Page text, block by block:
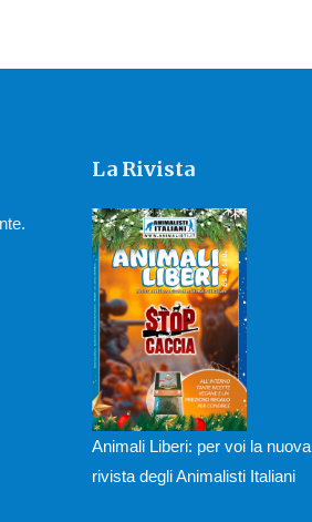
La Rivista
Animali Liberi: per voi la nuova
rivista degli Animalisti Italiani